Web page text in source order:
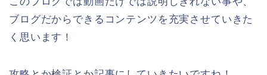
ブログだからできるコンテンツを充実させていきた
く思います！